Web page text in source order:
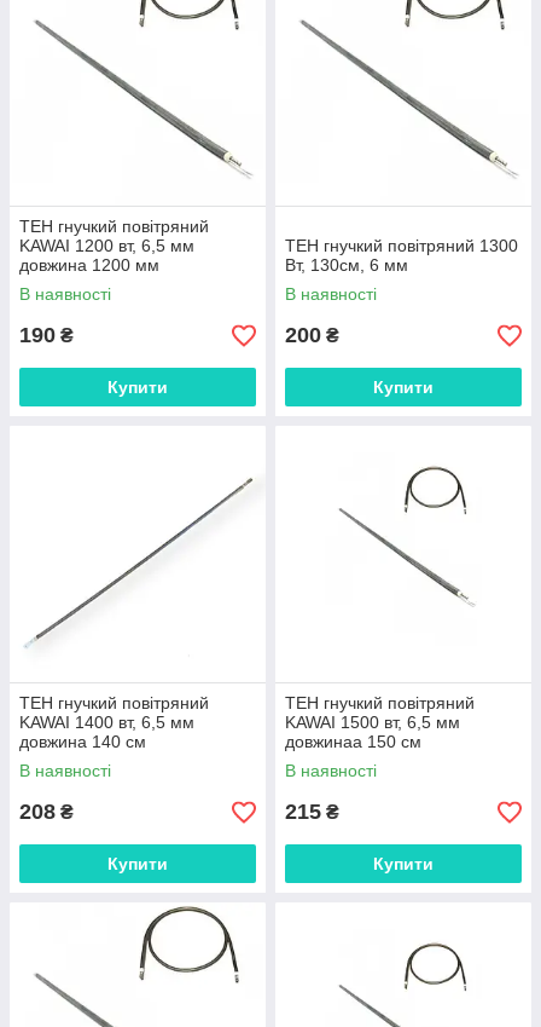
ТЕН гнучкий повітряний
KAWAI 1200 вт, 6,5 мм
довжина 1200 мм
В наявності
190 ₴
Купити
ТЕН гнучкий повітряний 1300
Вт, 130см, 6 мм
В наявності
200 ₴
Купити
ТЕН гнучкий повітряний
KAWAI 1400 вт, 6,5 мм
довжина 140 см
В наявності
208 ₴
Купити
ТЕН гнучкий повітряний
KAWAI 1500 вт, 6,5 мм
довжинаа 150 см
В наявності
215 ₴
Купити